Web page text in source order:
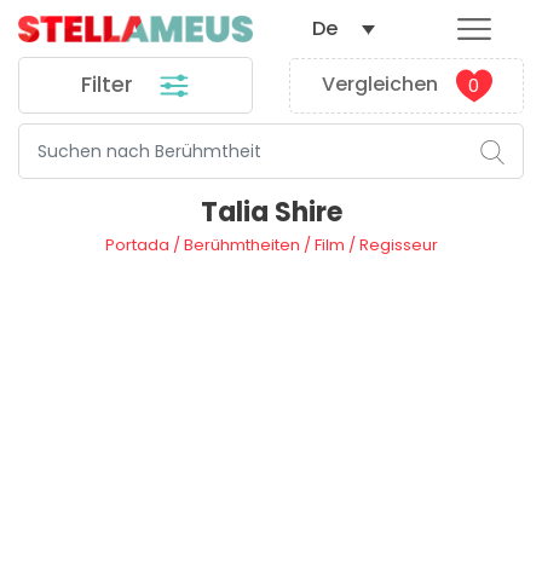
Filter Vergleichen 0
De
Talia Shire
Portada /Berühmtheiten /Film /Regisseur